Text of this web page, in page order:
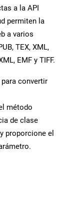
a la API
permiten la
a varios
TEX, XML,
EMF y TIFF.
para convertir
método
de clase
proporcione el